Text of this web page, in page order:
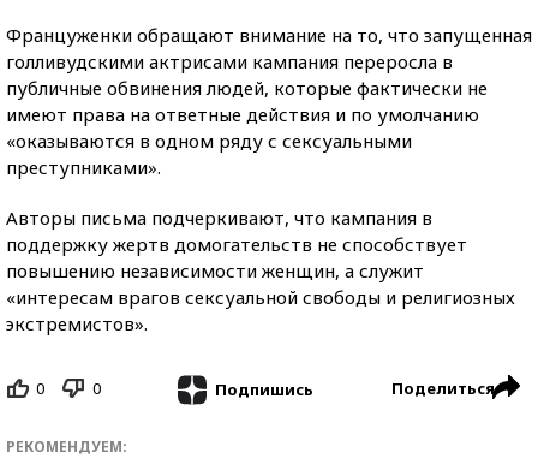
Француженки обращают внимание на то, что запущенная
голливудскими актрисами кампания переросла в
публичные обвинения людей, которые фактически не
имеют права на ответные действия и по умолчанию
«оказываются в одном ряду с сексуальными
преступниками».
Авторы письма подчеркивают, что кампания в
поддержку жертв домогательств не способствует
повышению независимости женщин, а служит
«интересам врагов сексуальной свободы и религиозных
экстремистов».
0 0 Подпишись Поделиться
РЕКОМЕНДУЕМ: